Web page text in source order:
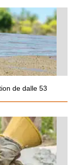
de dalle 53